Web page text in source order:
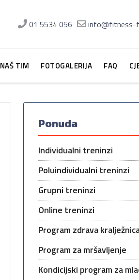
01 5534 056 info@fitness-
NAŠ TIM FOTOGALERIJA FAQ
Ponuda
Individualni treninzi
Poluindividualni treninzi
Grupni treninzi
Online treninzi
Program zdrava
Program za mršavljenje
Kondicijski program za